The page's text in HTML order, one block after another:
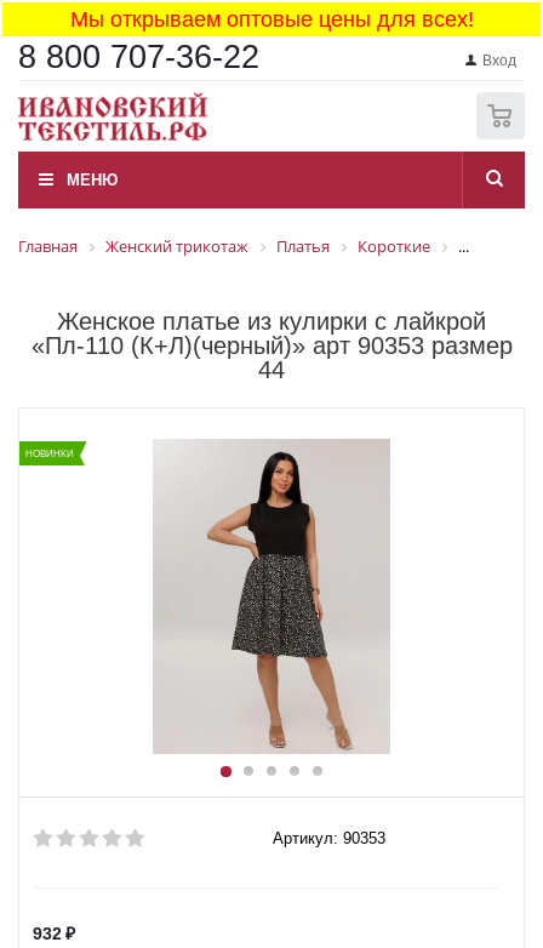
Мы открываем оптовые цены для всех!
8 800 707-36-22 Вход
МЕНЮ
Главная Женский трикотаж Платья Короткие ...
Женское платье из кулирки с лайкрой
«Пл-110 (К+Л)(черный)» арт 90353 размер
44
НОВИНКИ
Артикул: 90353
932₽